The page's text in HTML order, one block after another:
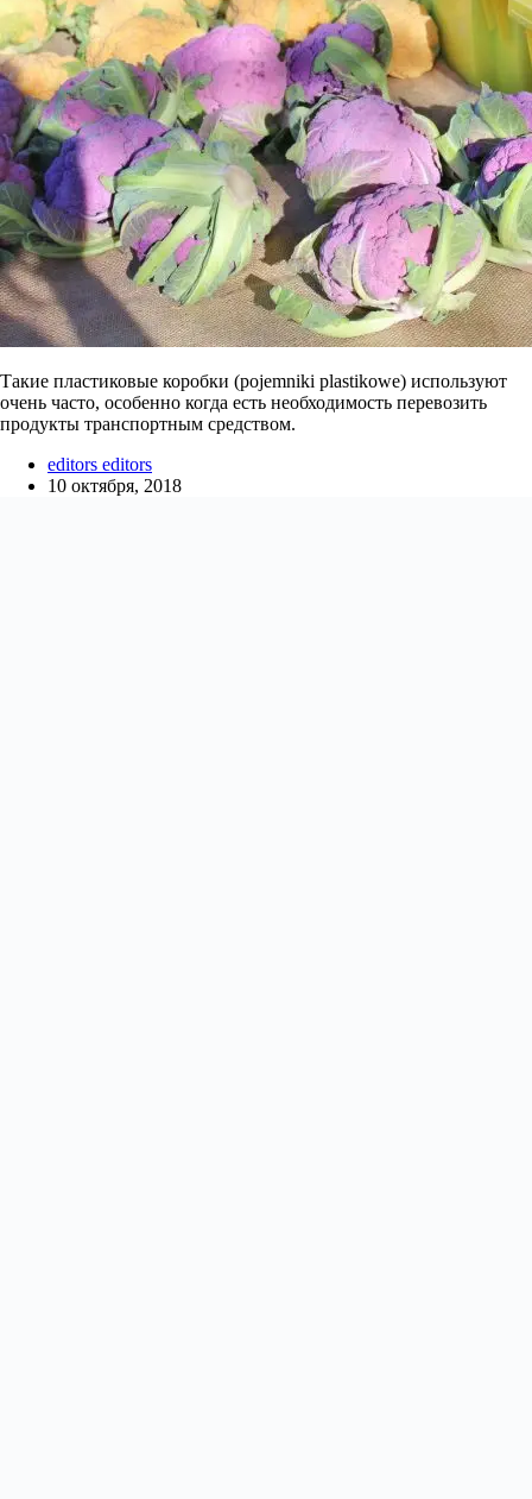
Такие пластиковые коробки (pojemniki plastikowe) используют
очень часто, особенно когда есть необходимость перевозить
продукты транспортным средством.
editors editors
10 октября, 2018